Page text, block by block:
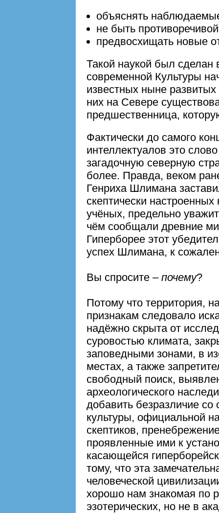
объяснять
не быть
предвосхищать новые
Такой наукой был сделан
современной Культуры
известных ныне
них на Севере
предшественница,
Фактически до самого
интеллектуалов это
загадочную северную
более. Правда, веком
Генриха Шлимана
скептически
учёных, предельно
чём сообщали древние
Гиперборее этот
успех Шлимана, к
Вы спросите – почему?
Потому что территория,
признакам следовало
надёжно скрыта от
суровостью климата,
заповедными зонами, в
местах, а также
свободный поиск,
археологического
добавить безразличие со
культуры, официальной
скептиков,
проявленные ими к
касающейся
тому, что эта
человеческой
хорошо нам знакомая по
эзотерических, но не в